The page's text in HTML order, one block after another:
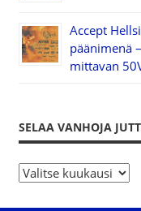
Accept
päänimenä
mittavan
SELAA VANHOJA
S